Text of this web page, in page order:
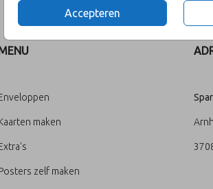
Accepteren
maken
zelf maken